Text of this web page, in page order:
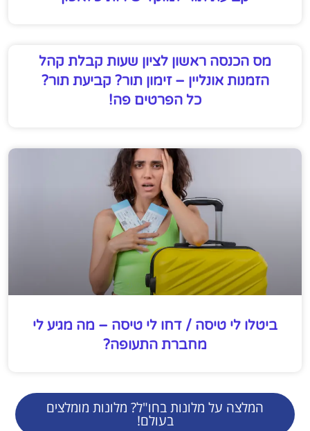
מס הכנסה ראשון לציון שעות קבלת קהל
הזמנות אונליין – זימון תור? קביעת תור?
כל הפרטים פה!
ביטלו לי טיסה / דחו לי טיסה – מה מגיע לי
מחברת התעופה?
המלצה על מלונות בחו"ל? מלונות מומלצים
בעולם!